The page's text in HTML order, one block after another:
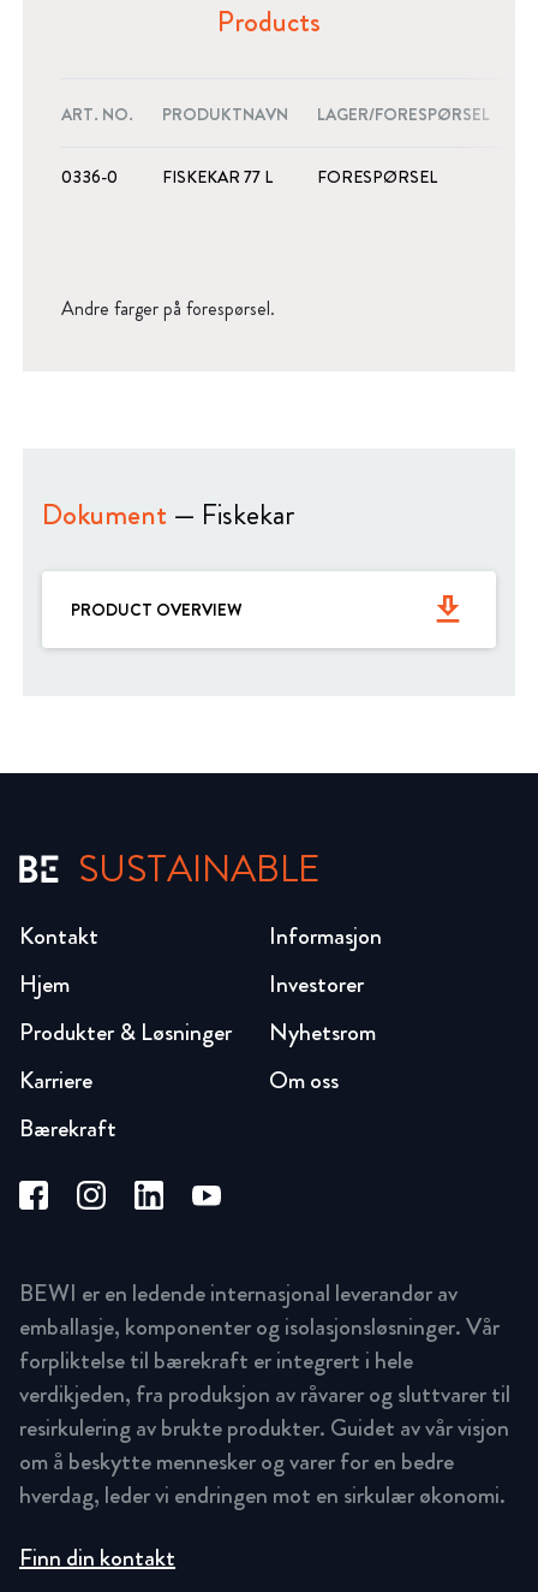
Products
ART. NO. PRODUKTNAVN LAGER/FORESPØRSEL
0336-0 FISKEKAR 77 L FORESPØRSEL
Andre farger på forespørsel.
Dokument— Fiskekar
PRODUCT OVERVIEW get_app
SUSTAINABLE
Hjem
Produkter & Løsninger
Karriere
Bærekraft
Investorer
Nyhetsrom
Om oss
Kontakt Informasjon
BEWI er en ledende internasjonal leverandør av
emballasje, komponenter og isolasjonsløsninger. Vår
forpliktelse til bærekraft er integrert i hele
verdikjeden, fra produksjon av råvarer og sluttvarer til
resirkulering av brukte produkter. Guidet av vår visjon
om å beskytte mennesker og varer for en bedre
hverdag, leder vi endringen mot en sirkulær økonomi.
Finn din kontakt